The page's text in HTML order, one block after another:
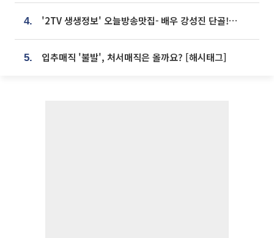
4. '2TV 생생정보' 오늘방송맛집- 배우 강성진 단골! 쌀국수ㆍ푸팟퐁 커리 맛집 '블○○○'
5. 입추매직 '불발', 처서매직은 올까요? [해시태그]